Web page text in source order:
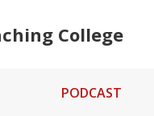
College
PODCAST